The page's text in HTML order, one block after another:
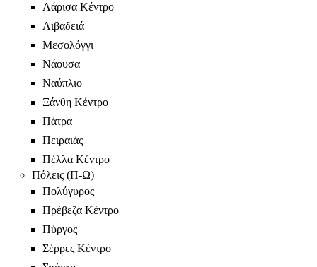
Λάρισα Κέντρο
Λιβαδειά
Μεσολόγγι
Νάουσα
Ναύπλιο
Ξάνθη Κέντρο
Πάτρα
Πειραιάς
Πέλλα Κέντρο
Πόλεις (Π-Ω)
Πολύγυρος
Πρέβεζα Κέντρο
Πύργος
Σέρρες Κέντρο